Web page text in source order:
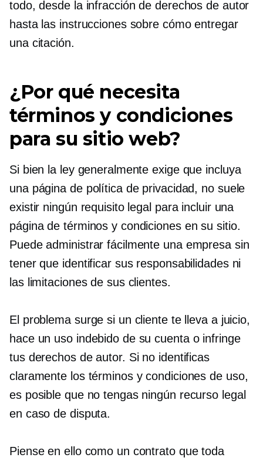
todo, desde la infracción de derechos de autor
hasta las instrucciones sobre cómo entregar
una citación.
¿Por qué necesita
términos y condiciones
para su sitio web?
Si bien la ley generalmente exige que incluya
una página de política de privacidad, no suele
existir ningún requisito legal para incluir una
página de términos y condiciones en su sitio.
Puede administrar fácilmente una empresa sin
tener que identificar sus responsabilidades ni
las limitaciones de sus clientes.
El problema surge si un cliente te lleva a juicio,
hace un uso indebido de su cuenta o infringe
tus derechos de autor. Si no identificas
claramente los términos y condiciones de uso,
es posible que no tengas ningún recurso legal
en caso de disputa.
Piense en ello como un contrato que toda